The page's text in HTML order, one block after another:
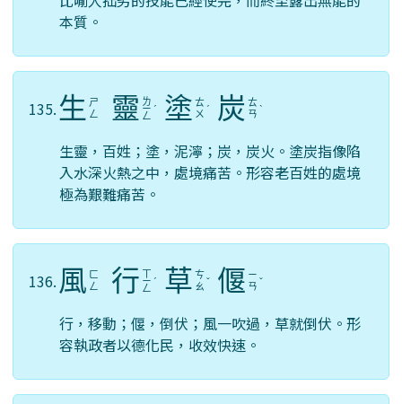
本質。
135. 生 ㄕ
ㄥ
靈 ㄌ
ㄧ
ㄥ
ˊ 塗 ㄊ
ㄨ ˊ 炭 ㄊ
ㄢ ˋ
生靈，百姓；塗，泥濘；炭，炭火。塗炭指像陷
入水深火熱之中，處境痛苦。形容老百姓的處境
極為艱難痛苦。
136. 風 ㄈ
ㄥ
行 ㄒ
ㄧ
ㄥ
ˊ 草 ㄘ
ㄠ ˇ 偃 ㄧ
ㄢ ˇ
行，移動；偃，倒伏；風一吹過，草就倒伏。形
容執政者以德化民，收效快速。